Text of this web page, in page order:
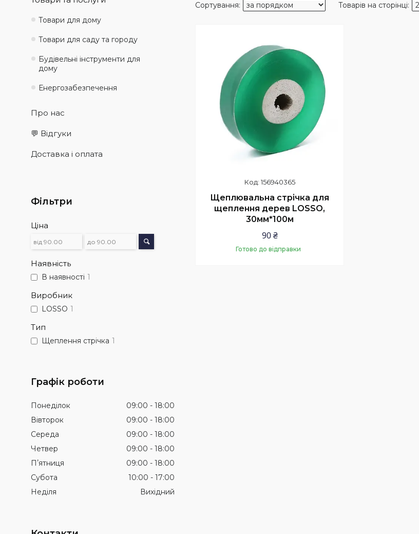
156940365
Щеплювальна стрічка для
щеплення дерев LOSSO,
30мм*100м
90 ₴
Готово до відправки
Товари для дому
Товари для саду та городу
Будівельні інструменти для
дому
Енергозабезпечення
Про нас
💬 Відгуки
Доставка і оплата
Фільтри
Ціна
Наявність
В наявності 1
Виробник
LOSSO 1
Тип
Щеплення стрічка 1
Графік роботи
Понеділок 09:00
18:00
Вівторок
09:00
18:00
Середа
09:00
18:00
Четвер
09:00
18:00
Пʼятниця
09:00
18:00
Субота
10:00
17:00
Неділя
Вихідний